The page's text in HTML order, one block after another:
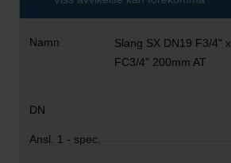
Slang SX DN19 F3/4" x
FC3/4" 200mm AT